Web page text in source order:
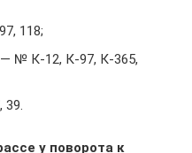
118;
№ К-12, К-97, К-365,
39.
у поворота к